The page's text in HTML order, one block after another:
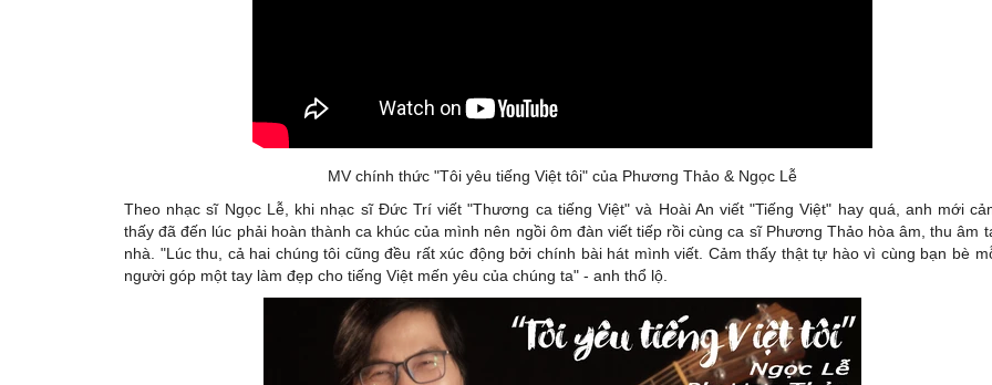
MV chính thức "Tôi yêu tiếng Việt tôi" của Phương Thảo & Ngọc Lễ
Theo nhạc sĩ Ngọc Lễ, khi nhạc sĩ Đức Trí viết "Thương ca tiếng Việt" và Hoài An viết "Tiếng Việt" hay quá, anh mới
thấy đã đến lúc phải hoàn thành ca khúc của mình nên ngồi ôm đàn viết tiếp rồi cùng ca sĩ Phương Thảo hòa âm, thu âm
nhà. "Lúc thu, cả hai chúng tôi cũng đều rất xúc động bởi chính bài hát mình viết. Cảm thấy thật tự hào vì cùng bạn bè
người góp một tay làm đẹp cho tiếng Việt mến yêu của chúng ta" - anh thổ lộ.